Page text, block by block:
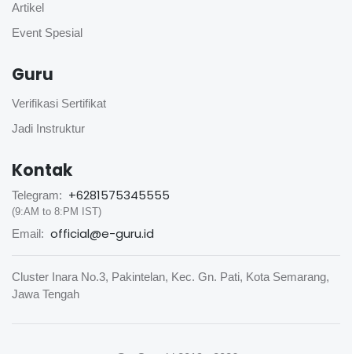
Artikel
Event Spesial
Guru
Verifikasi Sertifikat
Jadi Instruktur
Kontak
Telegram: +6281575345555
(9:AM to 8:PM IST)
Email: official@e-guru.id
Cluster Inara No.3, Pakintelan, Kec. Gn. Pati, Kota Semarang,
Jawa Tengah